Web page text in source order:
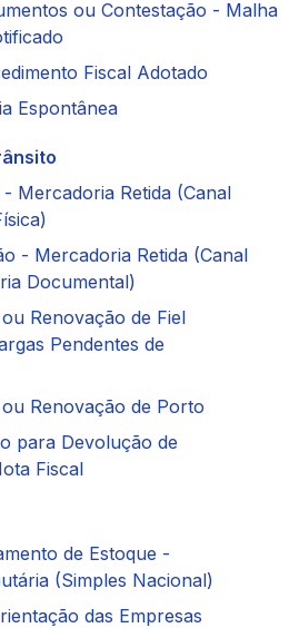
ou Contestação - Malha
Fiscal Adotado
Espontânea
Mercadoria Retida (Canal
- Mercadoria Retida (Canal
Documental)
Renovação de Fiel
Pendentes de
Renovação de Porto
para Devolução de
Fiscal
de Estoque -
(Simples Nacional)
das Empresas